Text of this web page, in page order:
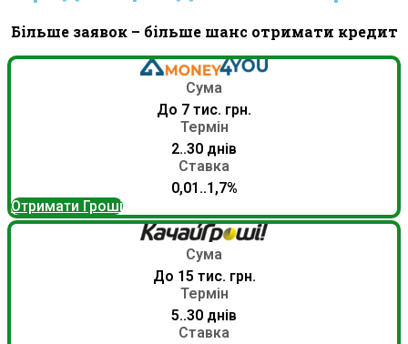
Більше заявок – більше шанс отримати кредит
Сума
До 7 тис. грн.
Термін
2..30 днів
Ставка
0,01..1,7%
Отримати Гроші
Сума
До 15 тис. грн.
Термін
5..30 днів
Ставка